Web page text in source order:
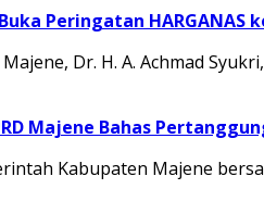
Peringatan
Dr. H. A. Achmad
Majene Bahas
Kabupaten Majene